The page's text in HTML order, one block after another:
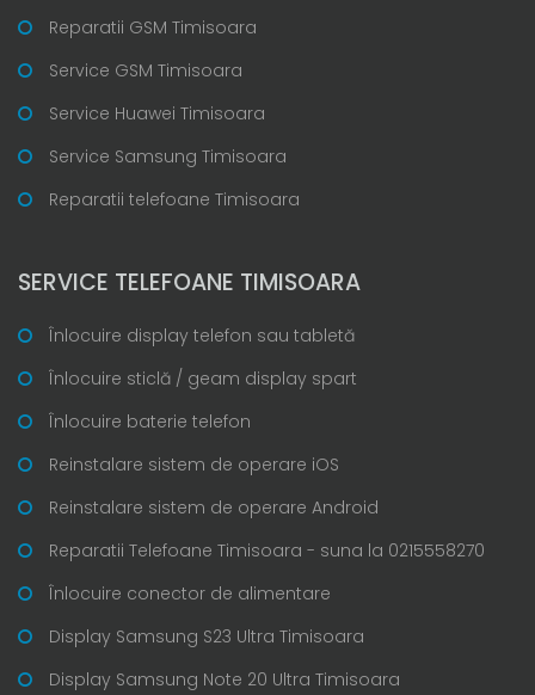
Reparatii GSM Timisoara
Service GSM Timisoara
Service Huawei Timisoara
Service Samsung Timisoara
Reparatii telefoane Timisoara
SERVICE TELEFOANE TIMISOARA
Înlocuire display telefon sau tabletă
Înlocuire sticlă / geam display spart
Înlocuire baterie telefon
Reinstalare sistem de operare iOS
Reinstalare sistem de operare Android
Reparatii Telefoane Timisoara - suna la 0215558270
Înlocuire conector de alimentare
Display Samsung S23 Ultra Timisoara
Display Samsung Note 20 Ultra Timisoara